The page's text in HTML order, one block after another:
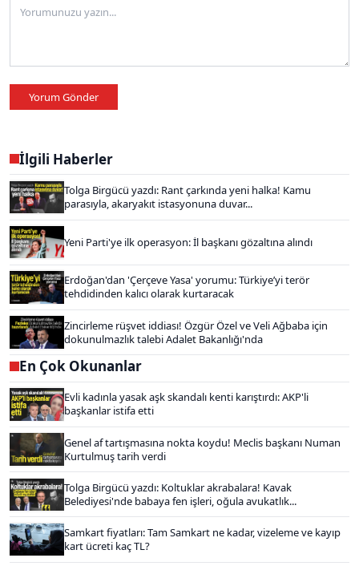
Yorum Gönder
İlgili Haberler
Tolga Birgücü yazdı: Rant çarkında yeni halka! Kamu
parasıyla, akaryakıt istasyonuna duvar...
Yeni Parti'ye ilk operasyon: İl başkanı gözaltına alındı
Erdoğan'dan 'Çerçeve Yasa' yorumu: Türkiye’yi terör
tehdidinden kalıcı olarak kurtaracak
Zincirleme rüşvet iddiası! Özgür Özel ve Veli Ağbaba için
dokunulmazlık talebi Adalet Bakanlığı'nda
En Çok Okunanlar
Evli kadınla yasak aşk skandalı kenti karıştırdı: AKP'li
başkanlar istifa etti
Genel af tartışmasına nokta koydu! Meclis başkanı Numan
Kurtulmuş tarih verdi
Tolga Birgücü yazdı: Koltuklar akrabalara! Kavak
Belediyesi'nde babaya fen işleri, oğula avukatlık...
Samkart fiyatları: Tam Samkart ne kadar, vizeleme ve kayıp
kart ücreti kaç TL?